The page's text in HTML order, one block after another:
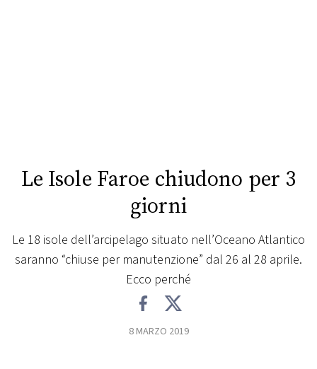
PRINCIPATO
MONACO
Le Isole Faroe chiudono per 3
giorni
Le 18 isole dell’arcipelago situato nell’Oceano Atlantico
saranno “chiuse per manutenzione” dal 26 al 28 aprile.
Ecco perché
8 MARZO 2019